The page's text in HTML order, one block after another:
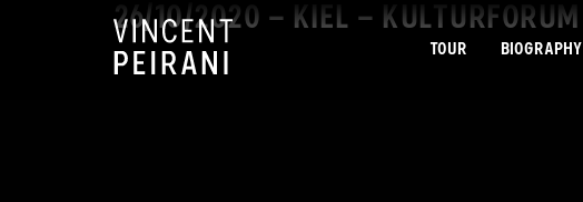
TOUR BIOGRAPHY
26/10/2020 – KIEL – KULTURFORUM